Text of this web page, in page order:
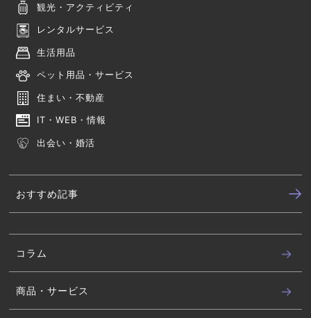
観光・アクティビティ
レンタルサービス
生活用品
ペット用品・サービス
住まい・不動産
IT・WEB・情報
出会い・婚活
おすすめ記事
コラム
商品・サービス